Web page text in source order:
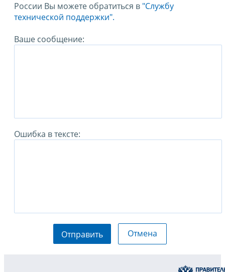
России Вы можете обратиться в "Службу
технической поддержки".
Ваше сообщение:
Ошибка в тексте:
Отправить Отмена